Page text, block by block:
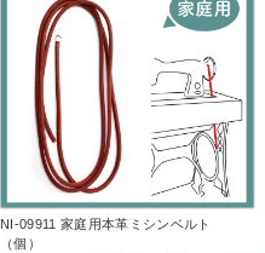
NI-09911 家庭用本革ミシンベルト
（個）